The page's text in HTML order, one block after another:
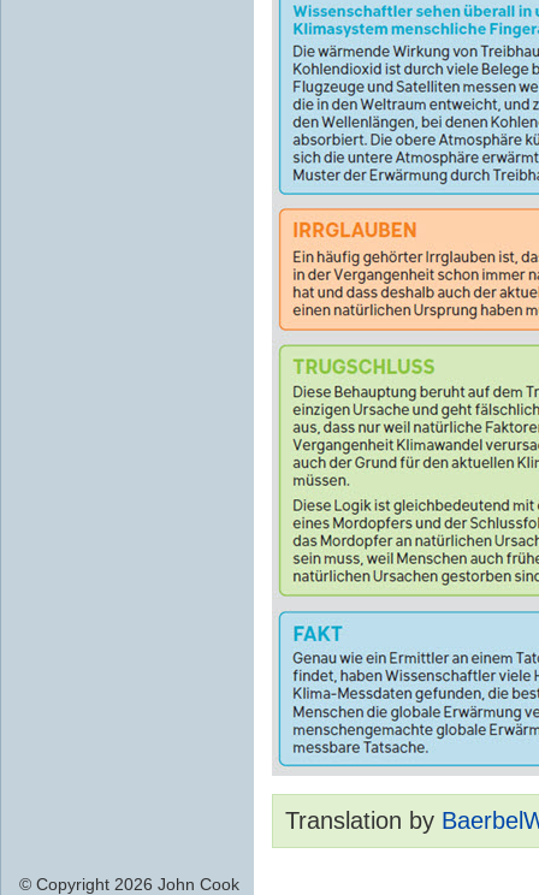
Translation by
© Copyright 2026 John Cook